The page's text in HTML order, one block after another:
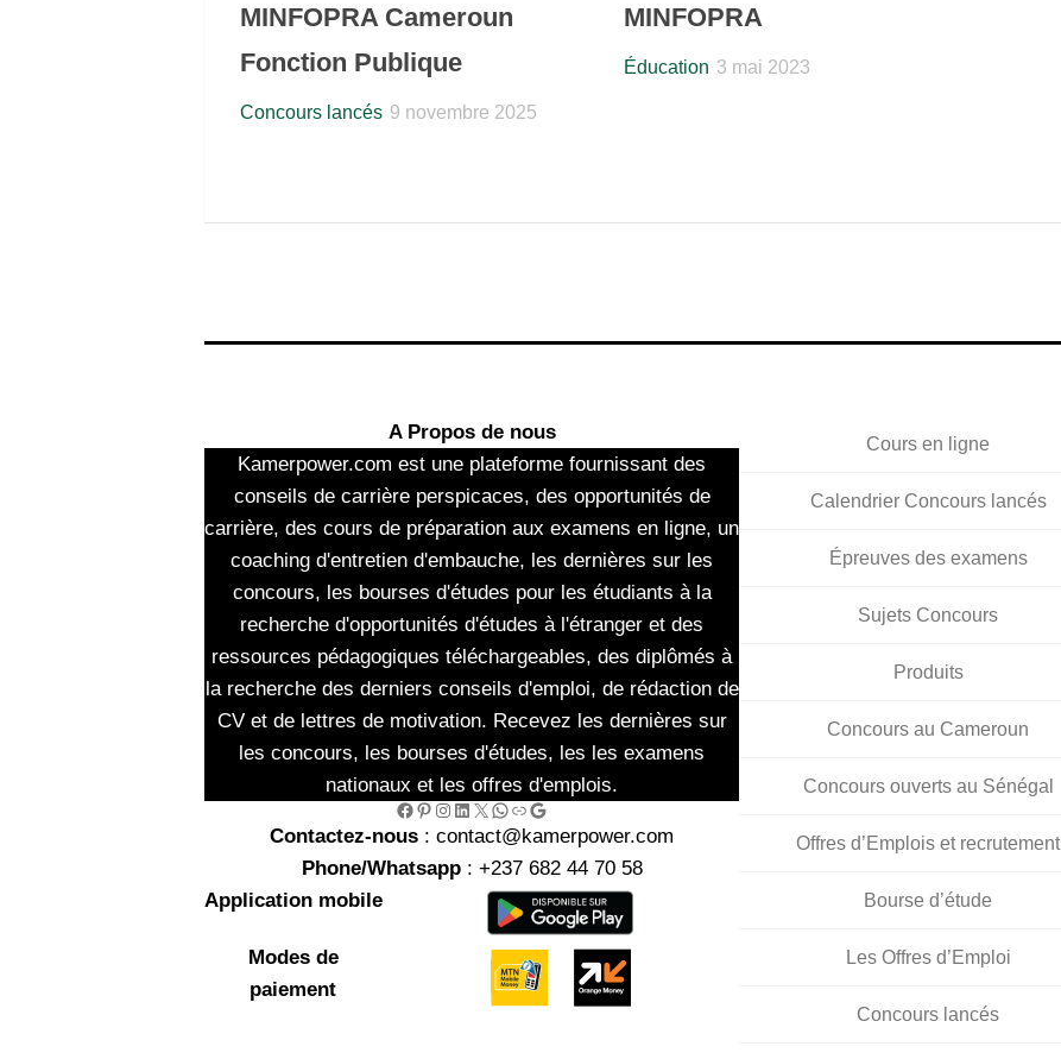
MINFOPRA Cameroun
Fonction Publique
Concours lancés 9 novembre 2025
MINFOPRA
Éducation 3 mai 2023
A Propos de nous
Kamerpower.com est une plateforme fournissant des
conseils de carrière perspicaces, des opportunités de
carrière, des cours de préparation aux examens en ligne, un
coaching d'entretien d'embauche, les dernières sur les
concours, les bourses d'études pour les étudiants à la
recherche d'opportunités d'études à l'étranger et des
ressources pédagogiques téléchargeables, des diplômés à
la recherche des derniers conseils d'emploi, de rédaction de
CV et de lettres de motivation. Recevez les dernières sur
les concours, les bourses d'études, les les examens
nationaux et les offres d'emplois.
Facebook Pinterest Instagram LinkedIn X WhatsApp Link Google
Contactez-nous : contact@kamerpower.com
Phone/Whatsapp: +237 682 44 70 58
Application mobile
Modes de
paiement
Cours en ligne
Calendrier Concours lancés
Épreuves des examens
Sujets Concours
Produits
Concours au Cameroun
Concours ouverts au Sénégal
Offres d’Emplois et recrutement
Bourse d’étude
Les Offres d’Emploi
Concours lancés